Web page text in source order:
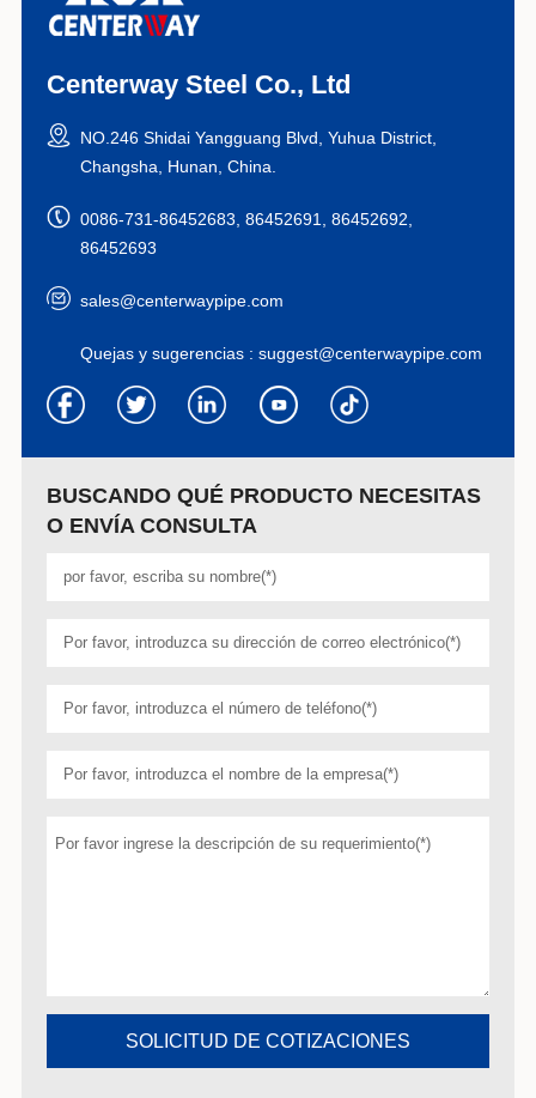
Centerway Steel Co., Ltd
NO.246 Shidai Yangguang Blvd, Yuhua District,
Changsha, Hunan, China.
0086-731-86452683, 86452691, 86452692,
86452693
sales@centerwaypipe.com
Quejas y sugerencias : suggest@centerwaypipe.com
BUSCANDO QUÉ PRODUCTO NECESITAS
O ENVÍA CONSULTA